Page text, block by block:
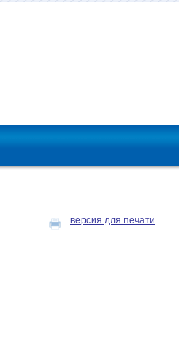
версия для печати